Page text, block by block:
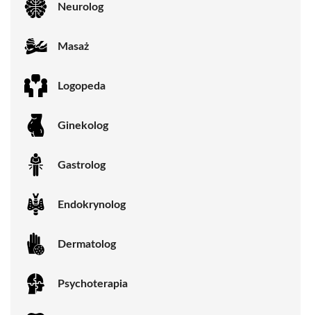
Neurolog
Masaż
Logopeda
Ginekolog
Gastrolog
Endokrynolog
Dermatolog
Psychoterapia